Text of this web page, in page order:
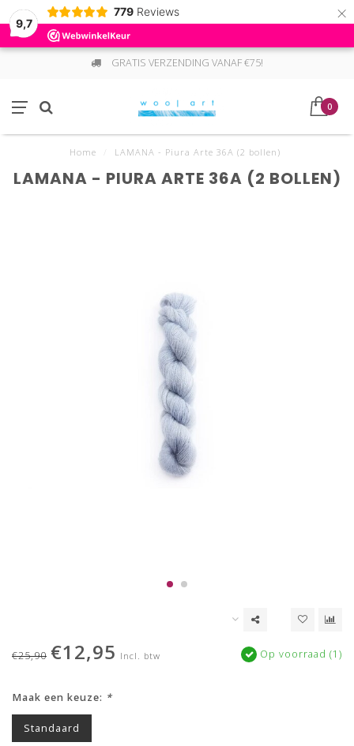
9,7
779 Reviews ×
GRATIS VERZENDING VANAF €75!
0
Home LAMANA - Piura Arte 36A (2 bollen)
LAMANA - PIURA ARTE 36A (2 BOLLEN)
€25,90 €12,95 Incl. btw Op voorraad (1)
Maak een keuze: *
Standaard